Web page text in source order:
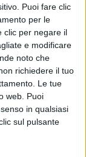
Puoi fare clic
per le
clic per negare il
e modificare
noto che
richiedere il tuo
Le tue
web. Puoi
in qualsiasi
sul pulsante
a
sold out in
28